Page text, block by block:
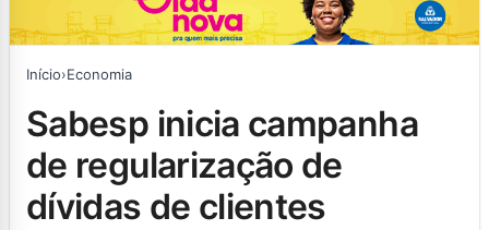
Início›Economia
sabesp inicia campanha
de regularização de
dívidas de clientes